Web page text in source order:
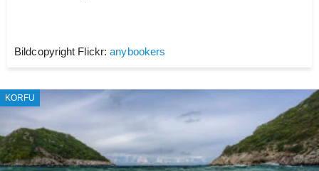
Bildcopyright Flickr:anybookers
KORFU